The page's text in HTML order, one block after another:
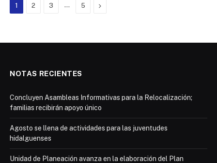
1 2 3 … 5 Next
NOTAS RECIENTES
Concluyen Asambleas Informativas para la Relocalización;
familias recibirán apoyo único
Agosto se llena de actividades para las juventudes
hidalguenses
Unidad de Planeación avanza en la elaboración del Plan